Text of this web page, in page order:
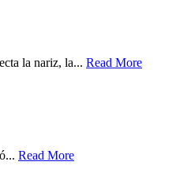
la nariz, la... Read More
Read More